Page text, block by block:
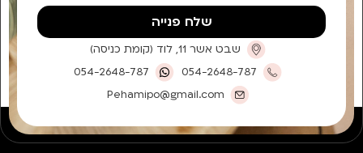
שלח פנייה
שבט אשר 11, לוד (קומת כניסה)
054-2648-787
054-2648-787
Pehamipo@gmail.com